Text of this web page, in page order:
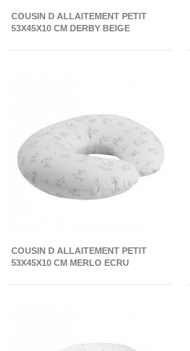
COUSIN D ALLAITEMENT PETIT
53X45X10 CM DERBY BEIGE
COUSIN D ALLAITEMENT PETIT
53X45X10 CM MERLO ECRU